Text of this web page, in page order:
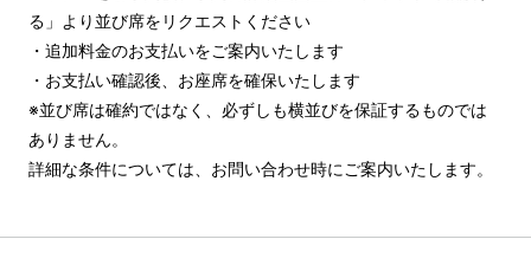
る」より並び席をリクエストください
・追加料金のお支払いをご案内いたします
・お支払い確認後、お座席を確保いたします
※並び席は確約ではなく、必ずしも横並びを保証するものでは
ありません。
詳細な条件については、お問い合わせ時にご案内いたします。